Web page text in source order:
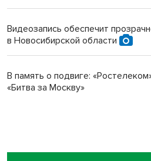
Видеозапись обеспечит
в Новосибирской области
В память о подвиге:
«Битва за Москву»